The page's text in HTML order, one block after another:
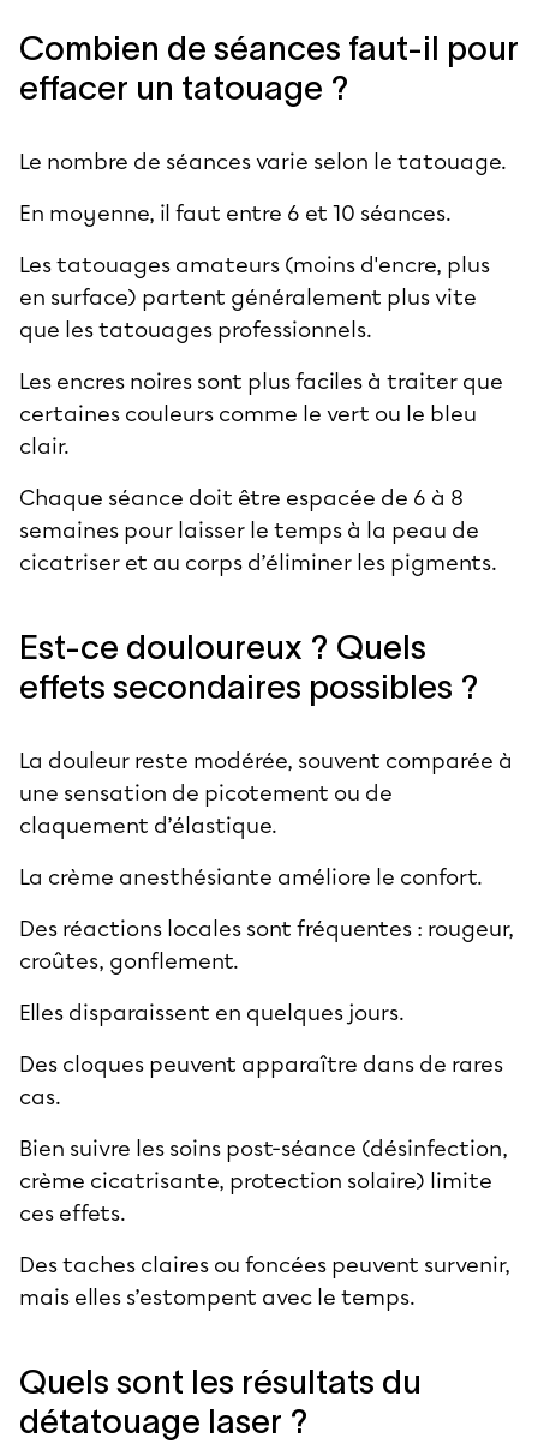
Combien de séances faut-il pour
effacer un tatouage ?
Le nombre de séances varie selon le tatouage.
En moyenne, il faut entre 6 et 10 séances.
Les tatouages amateurs (moins d'encre, plus
en surface) partent généralement plus vite
que les tatouages professionnels.
Les encres noires sont plus faciles à traiter que
certaines couleurs comme le vert ou le bleu
clair.
Chaque séance doit être espacée de 6 à 8
semaines pour laisser le temps à la peau de
cicatriser et au corps d’éliminer les pigments.
Est-ce douloureux ? Quels
effets secondaires possibles ?
La douleur reste modérée, souvent comparée à
une sensation de picotement ou de
claquement d’élastique.
La crème anesthésiante améliore le confort.
Des réactions locales sont fréquentes : rougeur,
croûtes, gonflement.
Elles disparaissent en quelques jours.
Des cloques peuvent apparaître dans de rares
cas.
Bien suivre les soins post-séance (désinfection,
crème cicatrisante, protection solaire) limite
ces effets.
Des taches claires ou foncées peuvent survenir,
mais elles s’estompent avec le temps.
Quels sont les résultats du
détatouage laser ?